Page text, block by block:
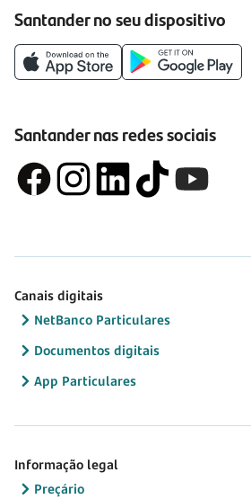
Santander no seu dispositivo
Santander nas redes sociais
Canais digitais
NetBanco Particulares
Documentos digitais
App Particulares
Informação legal
Preçário